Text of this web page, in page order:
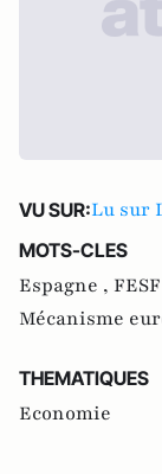
VU SUR:Lu sur
MOTS-CLES
Espagne ,
Mécanisme
THEMATIQUES
Economie